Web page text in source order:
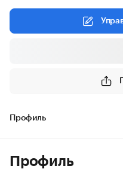
Профиль
Профиль